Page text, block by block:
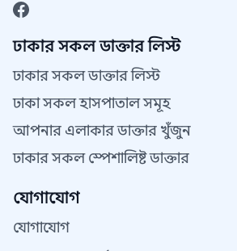
ঢাকার সকল ডাক্তার লিস্ট
ঢাকার সকল ডাক্তার লিস্ট
ঢাকা সকল হাসপাতাল সমূহ
আপনার এলাকার ডাক্তার খুঁজুন
ঢাকার সকল স্পেশালিষ্ট ডাক্তার
যোগাযোগ
যোগাযোগ